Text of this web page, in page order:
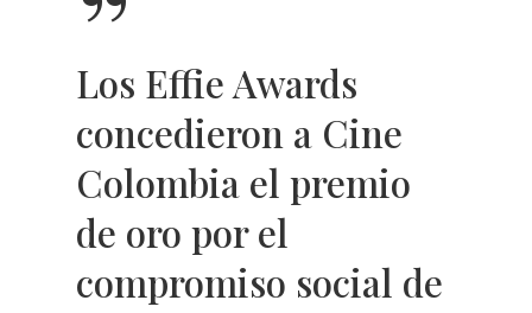
Los Effie Awards
concedieron a Cine
Colombia el premio
de oro por el
compromiso social de